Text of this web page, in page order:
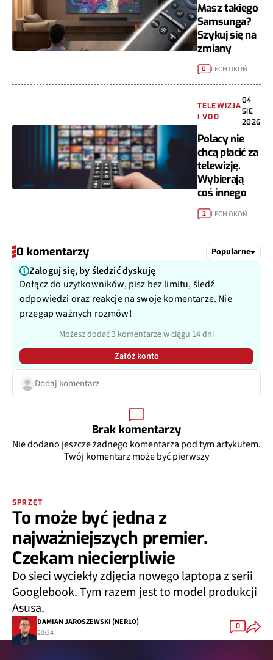
Masz takiego
Samsunga?
Szykuj się na
zmiany
0 LECH OKOŃ
TELEWIZJA
I VOD
04
SIE
2026
Polacy nie
chcą płacić za
telewizję.
Wybierają
coś innego
2 LECH OKOŃ
0 komentarzy Popularne
Zaloguj się, by śledzić dyskuję
Dołącz do użytkowników, pisz bez limitu, śledź
odpowiedzi oraz reakcje na swoje komentarze. Nie
przegap ważnych rozmów!
Możesz dodać 3 komentarze w ciągu 14 dni
Załóż konto
Dodaj komentarz
Brak komentarzy
Nie dodano jeszcze żadnego komentarza pod tym artykułem.
Twój komentarz może być pierwszy
SPRZĘT
To może być jedna z
najważniejszych premier.
Czekam niecierpliwie
Do sieci wyciekły zdjęcia nowego laptopa z serii
Googlebook. Tym razem jest to model produkcji
Asusa.
DAMIAN JAROSZEWSKI (NER1O)
20:34
0